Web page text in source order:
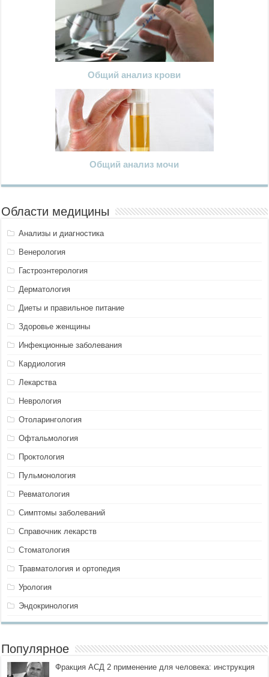
Общий анализ крови
Общий анализ мочи
Области медицины
Анализы и диагностика
Венерология
Гастроэнтерология
Дерматология
Диеты и правильное питание
Здоровье женщины
Инфекционные заболевания
Кардиология
Лекарства
Неврология
Отоларингология
Офтальмология
Проктология
Пульмонология
Ревматология
Симптомы заболеваний
Справочник лекарств
Стоматология
Травматология и ортопедия
Урология
Эндокринология
Популярное
Фракция АСД 2 применение для человека: инструкция